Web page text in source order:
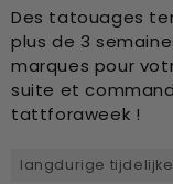
Des tatouages
plus de 3
marques pour
suite et
tattforaweek !
langdurige